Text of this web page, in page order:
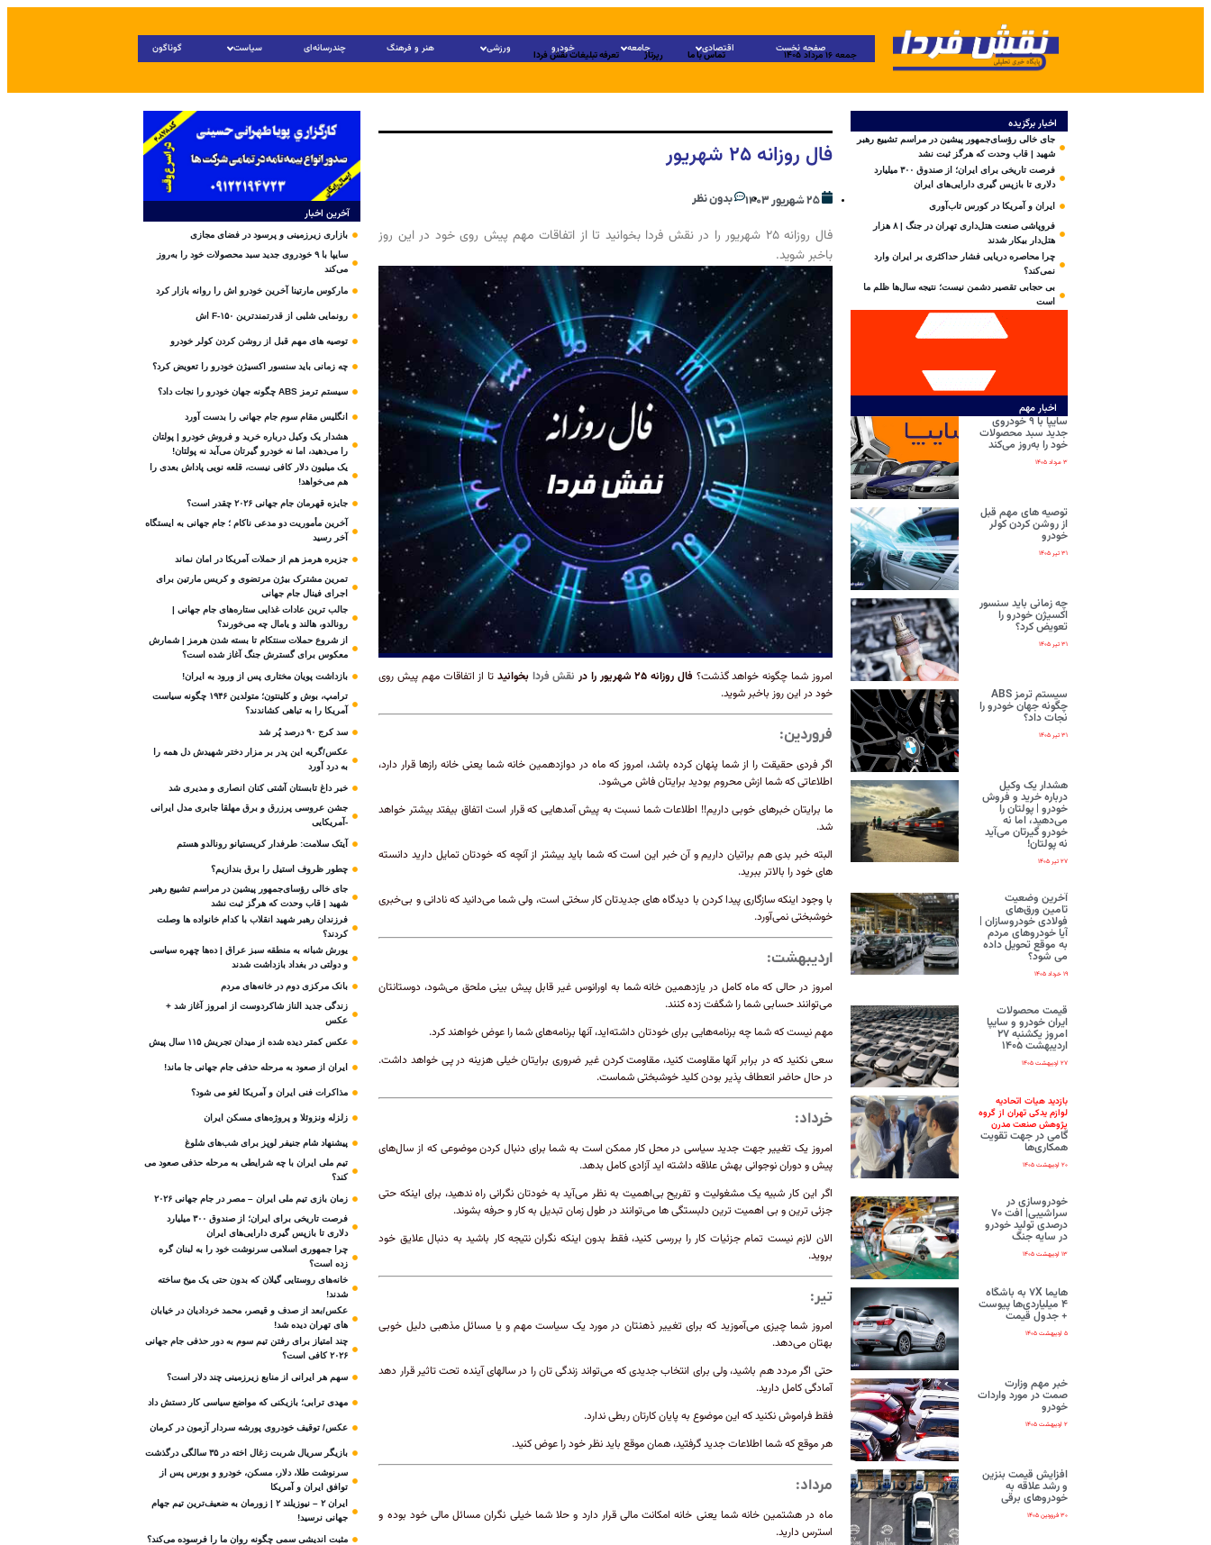
صفحه نخست اقتصادی جامعه خودرو ورزشی هنر و فرهنگ چندرسانه‌ای سیاست گوناگون
جمعه ۱۶ مرداد ۱۴۰۵ تماس با ما رپرتاژ تعرفه تبلیغات نقش فردا
اخبار برگزیده
جای خالی رؤسای‌جمهور پیشین در مراسم تشییع رهبر
شهید | قاب وحدت که هرگز ثبت نشد
فرصت تاریخی برای ایران؛ از صندوق ۳۰۰ میلیارد
دلاری تا بازپس گیری دارایی‌های ایران
ایران و آمریکا در کورس تاب‌آوری
فروپاشی صنعت هتل‌داری تهران در جنگ | ۸ هزار
هتل‌دار بیکار شدند
چرا محاصره دریایی فشار حداکثری بر ایران وارد
نمی‌کند؟
بی‌ حجابی تقصیر دشمن نیست؛ نتیجه سال‌ها ظلم ما
است
اخبار مهم
سایپا با ۹ خودروی
جدید سبد محصولات
خود را به‌روز می‌کند
۳ مرداد ۱۴۰۵
توصیه های مهم قبل
از روشن کردن کولر
خودرو
۳۱ تیر ۱۴۰۵
چه زمانی باید سنسور
اکسیژن خودرو را
تعویض کرد؟
۳۱ تیر ۱۴۰۵
سیستم ترمز ABS
چگونه جهان خودرو را
نجات داد؟
۳۱ تیر ۱۴۰۵
هشدار یک وکیل
درباره خرید و فروش
خودرو | پولتان را
می‌دهید، اما نه
خودرو گیرتان می‌آید
نه پولتان!
۲۷ تیر ۱۴۰۵
آخرین وضعیت
تامین ورق‌های
فولادی خودروسازان |
آیا خودروهای مردم
به موقع تحویل داده
می شود؟
۱۹ خرداد ۱۴۰۵
قیمت محصولات
ایران‌ خودرو و سایپا
امروز یکشنبه ۲۷
اردیبهشت ۱۴۰۵
۲۷ اردیبهشت ۱۴۰۵
بازدید هیات اتحادیه
لوازم یدکی تهران از گروه
پژوهش صنعت مدرن
گامی در جهت تقویت
همکاری‌ها
۲۰ اردیبهشت ۱۴۰۵
خودروسازی در
سراشیبی| افت ۷۰
درصدی تولید خودرو
در سایه جنگ
۱۳ اردیبهشت ۱۴۰۵
هایما ۷X به باشگاه
۴ میلیاردی‌ها پیوست
+ جدول قیمت
۵ اردیبهشت ۱۴۰۵
خبر مهم وزارت
صمت در مورد واردات
خودرو
۲ اردیبهشت ۱۴۰۵
افزایش قیمت بنزین
و رشد علاقه به
خودروهای برقی
۳۰ فروردین ۱۴۰۵
فال روزانه ۲۵ شهریور
۲۵ شهریور ۱۴۰۳ بدون نظر
فال روزانه ۲۵ شهریور را در نقش فردا بخوانید تا از اتفاقات مهم پیش روی خود در این روز
باخبر شوید.
امروز شما چگونه خواهد گذشت؟ فال روزانه ۲۵ شهریور را در نقش فردا بخوانید تا از اتفاقات مهم پیش روی
خود در این روز باخبر شوید.
فروردین:
اگر فردی حقیقت را از شما پنهان کرده باشد، امروز که ماه در دوازدهمین خانه شما یعنی خانه رازها قرار دارد،
اطلاعاتی که شما ازش محروم بودید برایتان فاش می‌شود.
ما برایتان خبرهای خوبی داریم!! اطلاعات شما نسبت به پیش آمدهایی که قرار است اتفاق بیفتد بیشتر خواهد
شد.
البته خبر بدی هم براتیان داریم و آن خبر این است که شما باید بیشتر از آنچه که خودتان تمایل دارید دانسته
های خود را بالاتر ببرید.
با وجود اینکه سازگاری پیدا کردن با دیدگاه های جدیدتان کار سختی است، ولی شما می‌دانید که نادانی و بی‌خبری
خوشبختی نمی‌آورد.
اردیبهشت:
امروز در حالی که ماه کامل در یازدهمین خانه شما به اورانوس غیر قابل پیش بینی ملحق می‌شود، دوستانتان
می‌توانند حسابی شما را شگفت زده کنند.
مهم نیست که شما چه برنامه‌هایی برای خودتان داشته‌اید، آنها برنامه‌های شما را عوض خواهند کرد.
سعی نکنید که در برابر آنها مقاومت کنید، مقاومت کردن غیر ضروری برایتان خیلی هزینه در پی خواهد داشت.
در حال حاضر انعطاف پذیر بودن کلید خوشبختی شماست.
خرداد:
امروز یک تغییر جهت جدید سیاسی در محل کار ممکن است به شما برای دنبال کردن موضوعی که از سال‌های
پیش و دوران نوجوانی بهش علاقه داشته اید آزادی کامل بدهد.
اگر این کار شبیه یک مشغولیت و تفریح بی‌اهمیت به نظر می‌آید به خودتان نگرانی راه ندهید، برای اینکه حتی
جزئی ترین و بی اهمیت ترین دلبستگی ها می‌توانند در طول زمان تبدیل به کار و حرفه بشوند.
الان لازم نیست تمام جزئیات کار را بررسی کنید، فقط بدون اینکه نگران نتیجه کار باشید به دنبال علایق خود
بروید.
تیر:
امروز شما چیزی می‌آموزید که برای تغییر ذهنتان در مورد یک سیاست مهم و یا مسائل مذهبی دلیل خوبی
بهتان می‌دهد.
حتی اگر مردد هم باشید، ولی برای انتخاب جدیدی که می‌تواند زندگی تان را در سالهای آینده تحت تاثیر قرار دهد
آمادگی کامل دارید.
فقط فراموش نکنید که این موضوع به پایان کارتان ربطی ندارد.
هر موقع که شما اطلاعات جدید گرفتید، همان موقع باید نظر خود را عوض کنید.
مرداد:
ماه در هشتمین خانه شما یعنی خانه امکانت مالی قرار دارد و حلا شما خیلی نگران مسائل مالی خود بوده و
استرس دارید.
آخرین اخبار
بازاری زیرزمینی و پرسود در فضای مجازی
سایپا با ۹ خودروی جدید سبد محصولات خود را به‌روز
می‌کند
مارکوس مارتینا آخرین خودرو اش را روانه بازار کرد
رونمایی شلبی از قدرتمندترین F-۱۵۰ اش
توصیه های مهم قبل از روشن کردن کولر خودرو
چه زمانی باید سنسور اکسیژن خودرو را تعویض کرد؟
سیستم ترمز ABS چگونه جهان خودرو را نجات داد؟
انگلیس مقام سوم جام‌ جهانی را بدست آورد
هشدار یک وکیل درباره خرید و فروش خودرو | پولتان
را می‌دهید، اما نه خودرو گیرتان می‌آید نه پولتان!
یک میلیون دلار کافی نیست، قلعه‌ نویی پاداش بعدی را
هم می‌خواهد!
جایزه قهرمان جام جهانی ۲۰۲۶ چقدر است؟
آخرین مأموریت دو مدعی ناکام ؛ جام جهانی به ایستگاه
آخر رسید
جزیره هرمز هم از حملات آمریکا در امان نماند
تمرین مشترک بیژن مرتضوی و کریس مارتین برای
اجرای فینال جام جهانی
جالب ترین عادات غذایی ستاره‌های جام جهانی |
رونالدو، هالند و یامال چه می‌خورند؟
از شروع حملات سنتکام تا بسته شدن هرمز | شمارش
معکوس برای گسترش جنگ آغاز شده است؟
بازداشت پویان مختاری پس از ورود به ایران!
ترامپ، بوش و کلینتون؛ متولدین ۱۹۴۶ چگونه سیاست
آمریکا را به تباهی کشاندند؟
سد کرج ۹۰ درصد پُر شد
عکس/گریه این پدر بر مزار دختر شهیدش دل همه را
به درد آورد
خبر داغ تابستان آشتی کنان انصاری و مدیری شد
جشن عروسی پرزرق و برق مهلقا جابری مدل ایرانی
-آمریکایی
آیتک سلامت: طرفدار کریستیانو رونالدو هستم
چطور ظروف استیل را برق بندازیم؟
جای خالی رؤسای‌جمهور پیشین در مراسم تشییع رهبر
شهید | قاب وحدت که هرگز ثبت نشد
فرزندان رهبر شهید انقلاب با کدام خانواده ها وصلت
کردند؟
یورش شبانه به منطقه سبز عراق | ده‌ها چهره سیاسی
و دولتی در بغداد بازداشت شدند
بانک مرکزی دوم در خانه‌های مردم
زندگی جدید الناز شاکردوست از امروز آغاز شد +
عکس
عکس کمتر دیده شده از میدان تجریش ۱۱۵ سال پیش
ایران از صعود به مرحله حذفی جام جهانی جا ماند!
مذاکرات فنی ایران و آمریکا لغو می شود؟
زلزله ونزوئلا و پروژه‌های مسکن ایران
پیشنهاد شام جنیفر لوپز برای شب‌های شلوغ
تیم ملی ایران با چه شرایطی به مرحله حذفی صعود می
کند؟
زمان بازی تیم ملی ایران – مصر در جام جهانی ۲۰۲۶
فرصت تاریخی برای ایران؛ از صندوق ۳۰۰ میلیارد
دلاری تا بازپس گیری دارایی‌های ایران
چرا جمهوری اسلامی سرنوشت خود را به لبنان گره
زده است؟
خانه‌های روستایی گیلان که بدون حتی یک میخ ساخته
شدند!
عکس/بعد از صدف و قیصر، محمد خردادیان در خیابان
های تهران دیده شد!
چند امتیاز برای رفتن تیم سوم به دور حذفی جام جهانی
۲۰۲۶ کافی است؟
سهم هر ایرانی از منابع زیرزمینی چند دلار است؟
مهدی ترابی؛ بازیکنی که مواضع سیاسی‌ کار دستش داد
عکس/ توقیف خودروی پورشه سردار آزمون در کرمان
بازیگر سریال شربت زغال‌ اخته در ۳۵ سالگی درگذشت
سرنوشت طلا، دلار، مسکن، خودرو و بورس پس از
توافق ایران و آمریکا
ایران ۲ – نیوزیلند ۲ | زورمان به ضعیف‌ترین تیم جهام
جهانی نرسید!
مثبت‌ اندیشی سمی چگونه روان ما را فرسوده می‌کند؟